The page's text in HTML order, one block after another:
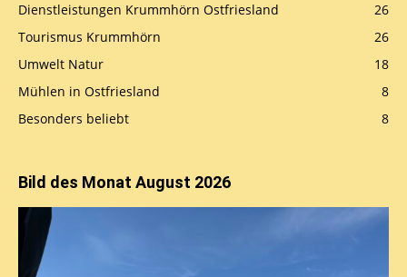
Dienstleistungen Krummhörn Ostfriesland
26
Tourismus Krummhörn
26
Umwelt Natur
18
Mühlen in Ostfriesland
8
Besonders beliebt
8
Bild des Monat August 2026